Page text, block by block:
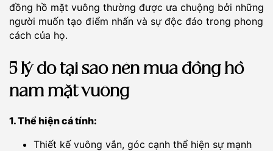
đồng hồ mặt vuông thường được ưa chuộng bởi những
người muốn tạo điểm nhấn và sự độc đáo trong phong
cách của họ.
5 lý do tại sao nên mua đồng hồ
nam mặt vuông
1. Thể hiện cá tính:
Thiết kế vuông vắn, góc cạnh thể hiện sự mạnh